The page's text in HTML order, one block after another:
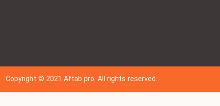
Copyright © 202 1Aftab pro. All rights reserved.